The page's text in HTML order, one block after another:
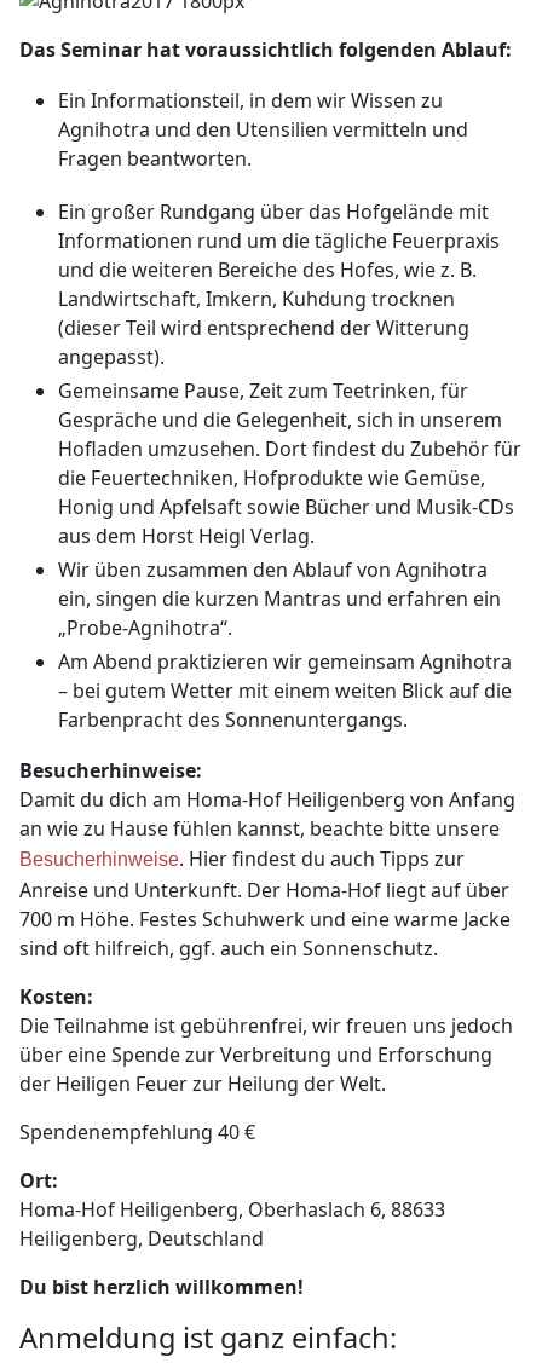
Das Seminar hat voraussichtlich folgenden Ablauf:
Ein Informationsteil, in dem wir Wissen zu
Agnihotra und den Utensilien vermitteln und
Fragen beantworten.
Ein großer Rundgang über das Hofgelände mit
Informationen rund um die tägliche Feuerpraxis
und die weiteren Bereiche des Hofes, wie z. B.
Landwirtschaft, Imkern, Kuhdung trocknen
(dieser Teil wird entsprechend der Witterung
angepasst).
Gemeinsame Pause, Zeit zum Teetrinken, für
Gespräche und die Gelegenheit, sich in unserem
Hofladen umzusehen. Dort findest du Zubehör für
die Feuertechniken, Hofprodukte wie Gemüse,
Honig und Apfelsaft sowie Bücher und Musik-CDs
aus dem Horst Heigl Verlag.
Wir üben zusammen den Ablauf von Agnihotra
ein, singen die kurzen Mantras und erfahren ein
„Probe-Agnihotra“.
Am Abend praktizieren wir gemeinsam Agnihotra
– bei gutem Wetter mit einem weiten Blick auf die
Farbenpracht des Sonnenuntergangs.
Besucherhinweise:
Damit du dich am Homa-Hof Heiligenberg von Anfang
an wie zu Hause fühlen kannst, beachte bitte unsere
Besucherhinweise. Hier findest du auch Tipps zur
Anreise und Unterkunft. Der Homa-Hof liegt auf über
700 m Höhe. Festes Schuhwerk und eine warme Jacke
sind oft hilfreich, ggf. auch ein Sonnenschutz.
Kosten:
Die Teilnahme ist gebührenfrei, wir freuen uns jedoch
über eine Spende zur Verbreitung und Erforschung
der Heiligen Feuer zur Heilung der Welt.
Spendenempfehlung 40 €
Ort:
Homa-Hof Heiligenberg, Oberhaslach 6, 88633
Heiligenberg, Deutschland
Du bist herzlich willkommen!
Anmeldung ist ganz einfach: